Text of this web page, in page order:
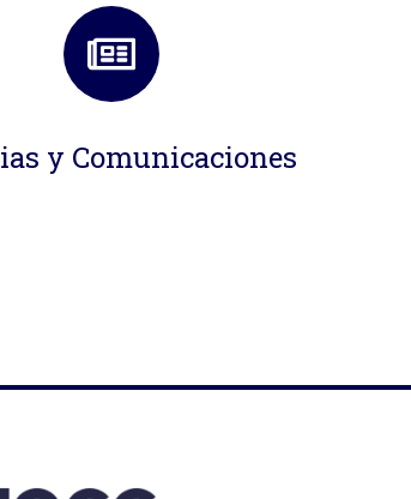
y Comunicaciones